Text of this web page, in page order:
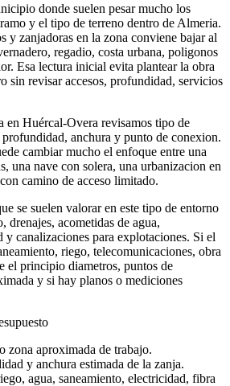
donde suelen pesar mucho los
y el tipo de terreno dentro de Almeria.
y zanjadoras en la zona conviene bajar al
regadio, costa urbana, poligonos
Esa lectura inicial evita plantear la obra
sin revisar accesos, profundidad, servicios
en Huércal-Overa revisamos tipo de
anchura y punto de conexion.
cambiar mucho el enfoque entre una
una nave con solera, una urbanizacion en
camino de acceso limitado.
se suelen valorar en este tipo de entorno
drenajes, acometidas de agua,
y canalizaciones para explotaciones. Si el
riego, telecomunicaciones, obra
el principio diametros, puntos de
y si hay planos o mediciones
zona aproximada de trabajo.
y anchura estimada de la zanja.
agua, saneamiento, electricidad, fibra